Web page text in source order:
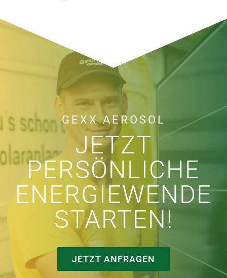
GEXX AEROSOL
JETZT
PERSÖNLICHE
ENERGIEWENDE
STARTEN!
JETZT ANFRAGEN